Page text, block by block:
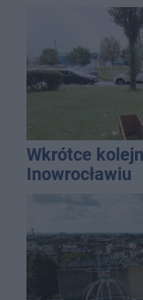
Wkrótce
Inowrocławiu